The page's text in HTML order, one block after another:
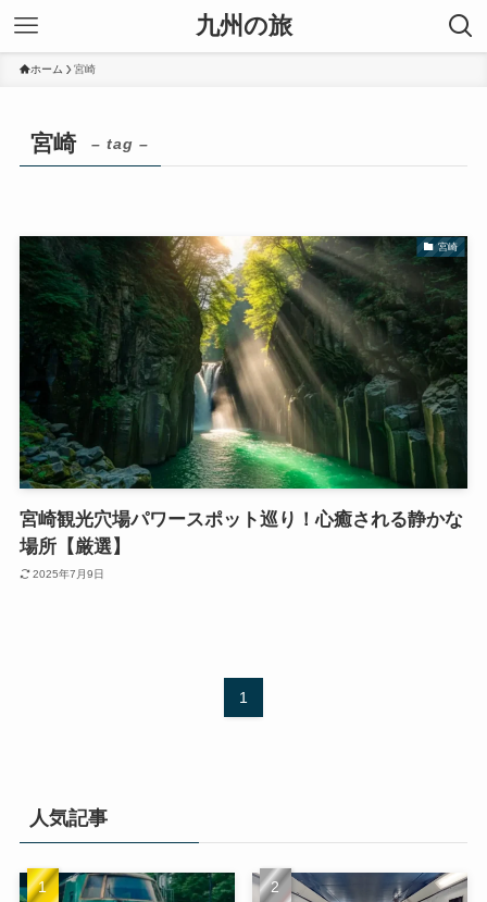
九州の旅
ホーム 宮崎
宮崎 – tag –
宮崎
宮崎観光穴場パワースポット巡り！心癒される静かな
場所【厳選】
2025年7月9日
1
人気記事